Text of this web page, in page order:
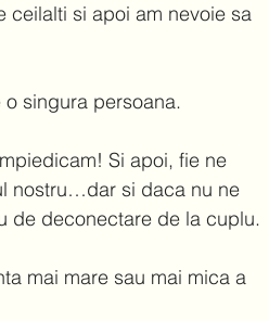
si apoi am nevoie sa
singura persoana.
Si apoi, fie ne
nostru…dar si daca nu ne
de deconectare de la cuplu.
mai mare sau mai mica a